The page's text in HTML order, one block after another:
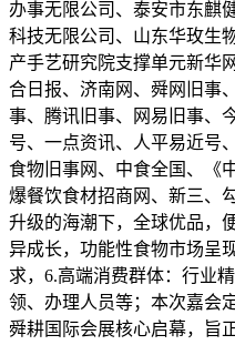
办事无限公司、泰安市东麒
科技无限公司、山东华玫生
产手艺研究院支撑单元新华
合日报、济南网、舜网旧事
事、腾讯旧事、网易旧事、
号、一点资讯、人平易近号
食物旧事网、中食全国、《
爆餐饮食材招商网、新三、
升级的海潮下，全球优品，
异成长，功能性食物市场呈
求，6.高端消费群体：行业
领、办理人员等；本次嘉会
舜耕国际会展核心启幕，旨